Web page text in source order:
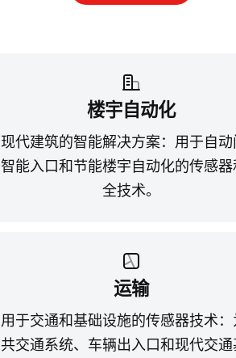
楼宇自动化
现代建筑的智能解决方案：用于自
智能入口和节能楼宇自动化的传感
全技术。
运输
用于交通和基础设施的传感器技术
共交通系统、车辆出入口和现代交